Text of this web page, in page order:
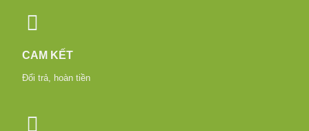
CAM KẾT
Đổi trả, hoàn tiền